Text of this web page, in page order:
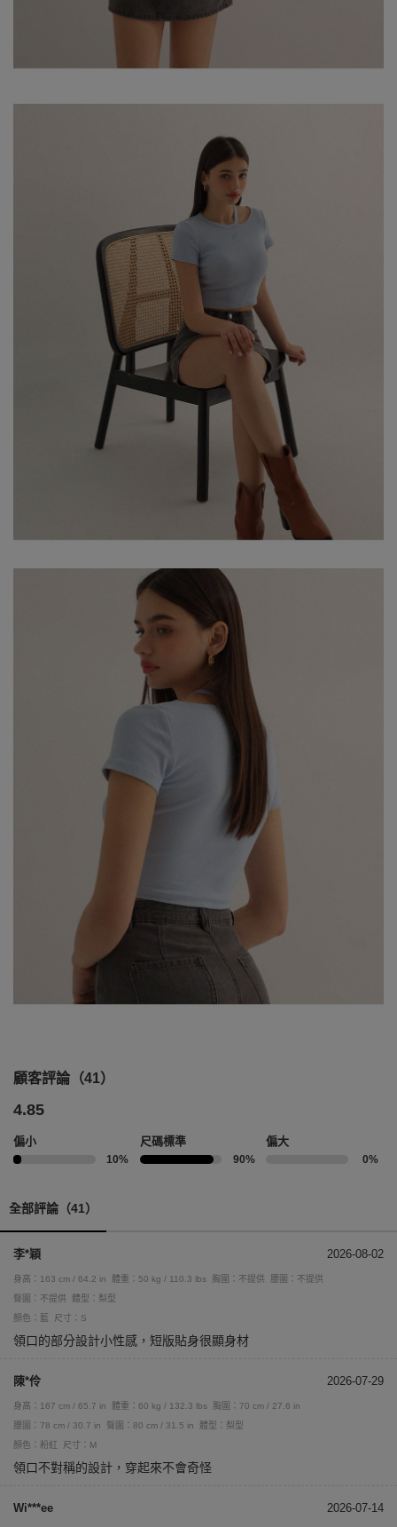
顧客評論（41）
4.85
偏小
10%
尺碼標準
90%
偏大
0%
全部評論（41）
李*穎 2026-08-02
身高：163 cm / 64.2 in 體重：50 kg / 110.3 lbs 胸圍：不提供
腰圍：不提供
臀圍：不提供
體型：梨型
顏色：藍
尺寸：S
領口的部分設計小性感，短版貼身很顯身材
陳*伶 2026-07-29
身高：167 cm / 65.7 in 體重：60 kg / 132.3 lbs
胸圍：70 cm / 27.6 in
腰圍：78 cm / 30.7 in
臀圍：80 cm / 31.5 in
體型：梨型
顏色：粉紅
尺寸：M
領口不對稱的設計，穿起來不會奇怪
Wi***ee 2026-07-14